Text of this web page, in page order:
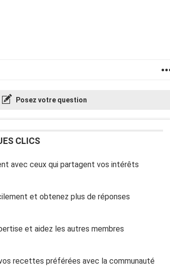
Posez votre question
CLICS
avec ceux qui partagent vos intérêts
et obtenez plus de réponses
et aidez les autres membres
recettes préférées avec la communauté